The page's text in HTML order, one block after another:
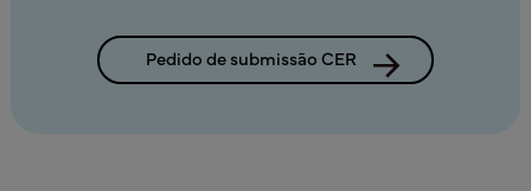
Pedido de submissão CER